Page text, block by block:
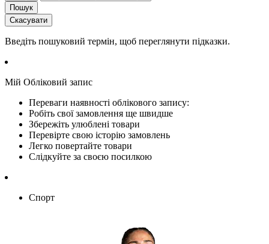
Пошук
Скасувати
Введіть пошуковий термін, щоб переглянути підказки.
Мій Обліковий запис
Переваги наявності облікового запису:
Робіть свої замовлення ще швидше
Збережіть улюблені товари
Перевірте свою історію замовлень
Легко повертайте товари
Слідкуйте за своєю посилкою
Спорт